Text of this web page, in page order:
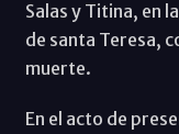
Salas y Titina, en
de santa Teresa,
muerte.
En el acto de